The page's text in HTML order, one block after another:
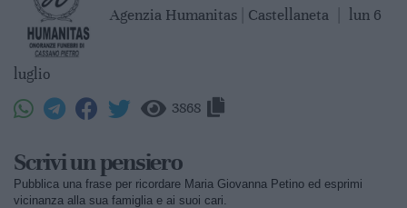
Agenzia Humanitas | Castellaneta lun 6
luglio
3868
Scrivi un pensiero
Pubblica una frase per ricordare Maria Giovanna Petino ed esprimi
vicinanza alla sua famiglia e ai suoi cari.